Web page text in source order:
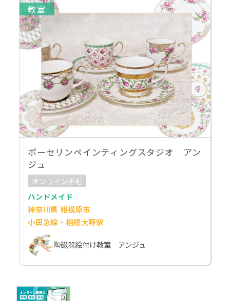
教室
ポーセリンペインティングスタジオ アン
ジュ
オンライン不可
ハンドメイド
神奈川県 相模原市
小田急線・相模大野駅
陶磁器絵付け教室 アンジュ